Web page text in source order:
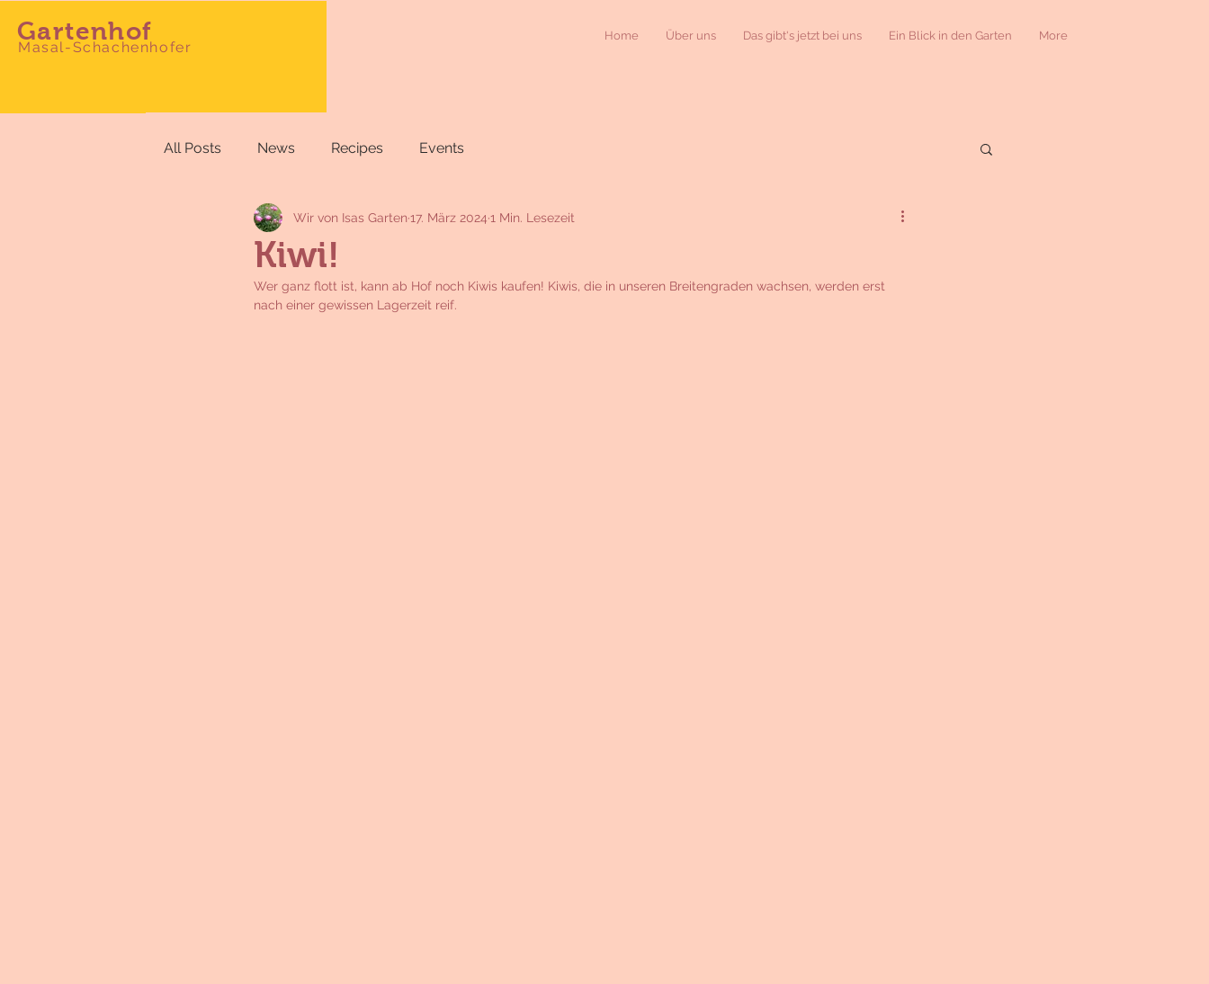
Gartenhof
Masal-Schachenhofer
Home Über uns Das gibt's jetzt bei uns Ein Blick in den Garten More
All Posts News Recipes Events
Kiwi!
Wir von Isas Garten17. März 2024 1 Min. Lesezeit
Wer ganz flott ist, kann ab Hof noch Kiwis kaufen! Kiwis, die in unseren Breitengraden wachsen, werden erst
nach einer gewissen Lagerzeit reif.